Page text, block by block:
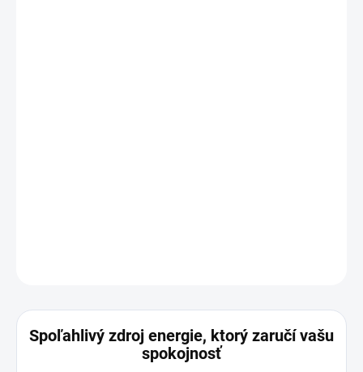
Spoľahlivý zdroj energie, ktorý zaručí vašu
spokojnosť